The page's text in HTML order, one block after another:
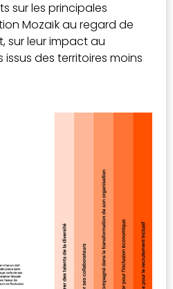
sur les principales
Mozaïk au regard de
sur leur impact au
des territoires moins